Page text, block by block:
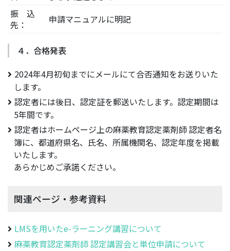
振 込
先：
申請マニュアルに明記
４．合格発表
2024年4月初旬までにメールにて合否通知をお送りいた
します。
認定者には後日、認定証を郵送いたします。認定期間は
5年間です。
認定者はホームページ上の麻薬教育認定薬剤師 認定者名
簿に、都道府県名、氏名、所属機関名、認定年度を掲載
いたします。
あらかじめご承諾ください。
関連ページ・参考資料
LMSを用いたe-ラーニング講習について
麻薬教育認定薬剤師 認定講習会と単位申請について